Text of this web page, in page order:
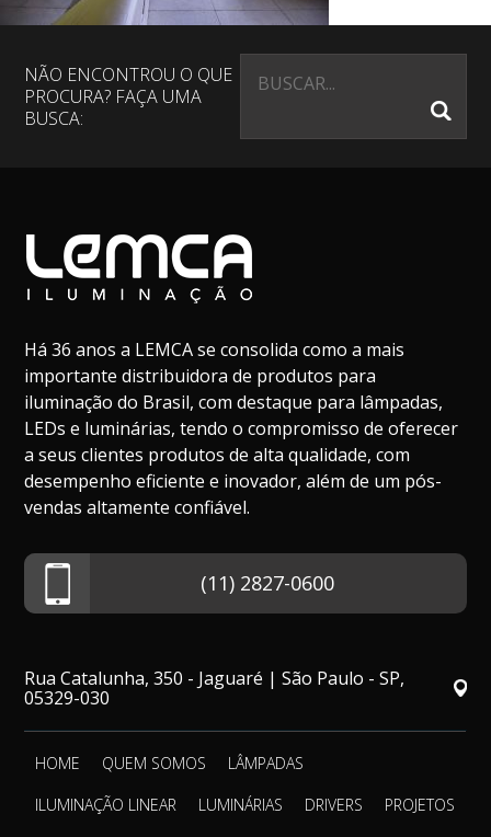
NÃO ENCONTROU O QUE
PROCURA? FAÇA UMA
BUSCA:
Há 36 anos a LEMCA se consolida como a mais
importante distribuidora de produtos para
iluminação do Brasil, com destaque para lâmpadas,
LEDs e luminárias, tendo o compromisso de oferecer
a seus clientes produtos de alta qualidade, com
desempenho eficiente e inovador, além de um pós-
vendas altamente confiável.
(11) 2827-0600
Rua Catalunha, 350 - Jaguaré | São Paulo - SP,
05329-030
HOME QUEM SOMOS
LÂMPADAS
ILUMINAÇÃO LINEAR
LUMINÁRIAS DRIVERS
PROJETOS